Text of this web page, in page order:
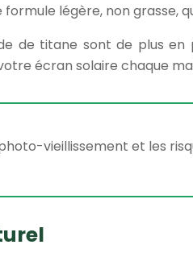
légère, non grasse,
de titane sont de plus
écran solaire chaque
vieillissement et les